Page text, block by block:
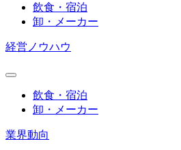
飲食・宿泊
卸・メーカー
経営ノウハウ
飲食・宿泊
卸・メーカー
業界動向